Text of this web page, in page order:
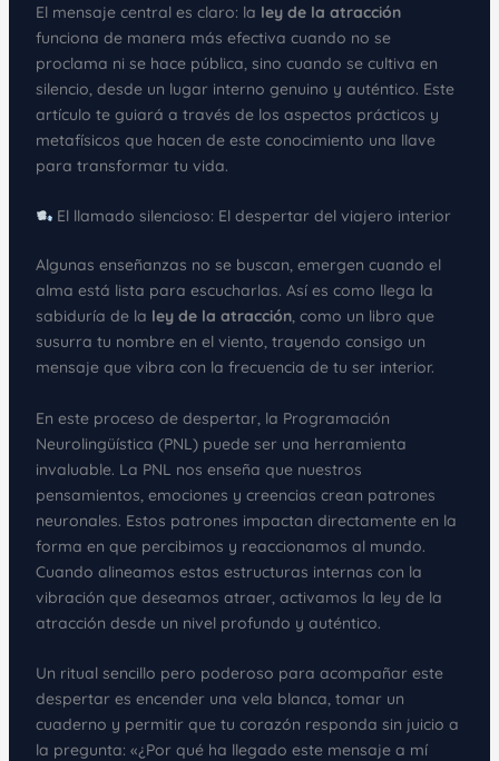
El mensaje central es claro: la ley de la atracción
funciona de manera más efectiva cuando no se
proclama ni se hace pública, sino cuando se cultiva en
silencio, desde un lugar interno genuino y auténtico. Este
artículo te guiará a través de los aspectos prácticos y
metafísicos que hacen de este conocimiento una llave
para transformar tu vida.
El llamado silencioso: El despertar del viajero interior
Algunas enseñanzas no se buscan, emergen cuando el
alma está lista para escucharlas. Así es como llega la
sabiduría de la ley de la atracción, como un libro que
susurra tu nombre en el viento, trayendo consigo un
mensaje que vibra con la frecuencia de tu ser interior.
En este proceso de despertar, la Programación
Neurolingüística (PNL) puede ser una herramienta
invaluable. La PNL nos enseña que nuestros
pensamientos, emociones y creencias crean patrones
neuronales. Estos patrones impactan directamente en la
forma en que percibimos y reaccionamos al mundo.
Cuando alineamos estas estructuras internas con la
vibración que deseamos atraer, activamos la ley de la
atracción desde un nivel profundo y auténtico.
Un ritual sencillo pero poderoso para acompañar este
despertar es encender una vela blanca, tomar un
cuaderno y permitir que tu corazón responda sin juicio a
la pregunta: «¿Por qué ha llegado este mensaje a mí